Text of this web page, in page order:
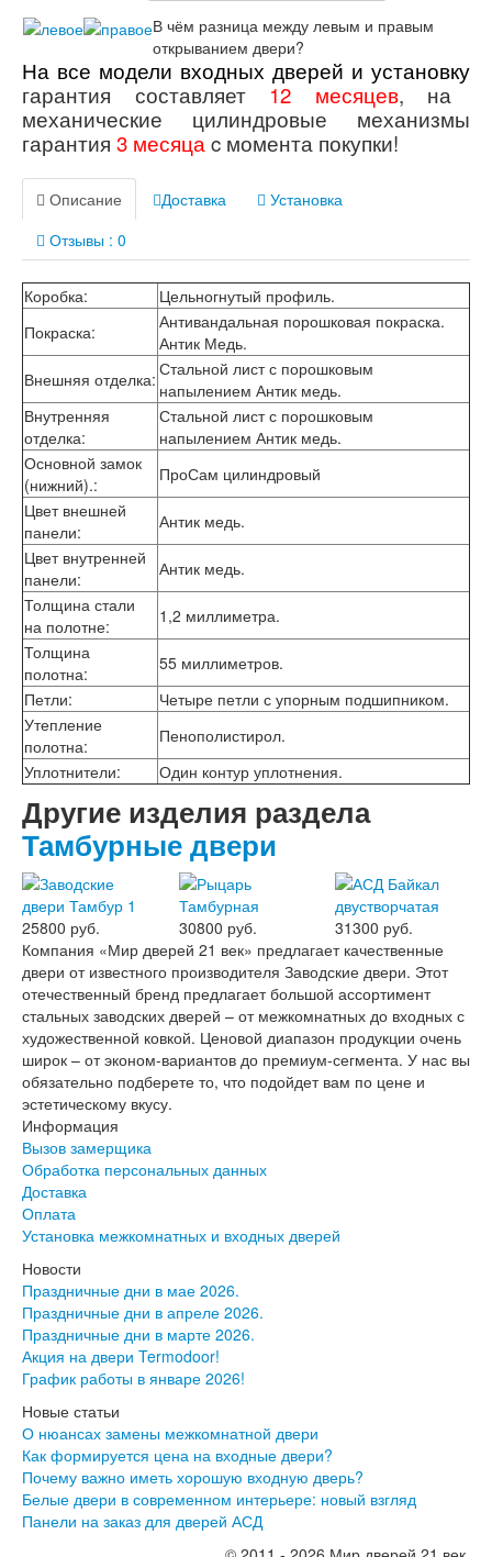
В чём разница между левым и правым
открыванием двери?
На все модели входных дверей и установку
гарантия составляет 12 месяцев, на
механические цилиндровые механизмы
гарантия 3 месяцаc момента покупки!
Описание Доставка
Установка
Отзывы : 0
Коробка:
Цельногнутый профиль.
Покраска:
Антивандальная порошковая покраска.
Антик Медь.
Внешняя отделка: Стальной лист с порошковым
напылением Антик медь.
Внутренняя
отделка:
Стальной лист с порошковым
напылением Антик медь.
Основной замок
(нижний).:
ПроСам цилиндровый
Цвет внешней
панели:
Антик медь.
Цвет внутренней
панели:
Антик медь.
Толщина стали
на полотне:
1,2 миллиметра.
Толщина
полотна:
55 миллиметров.
Петли:
Четыре петли с упорным подшипником.
Утепление
полотна:
Пенополистирол.
Уплотнители: Один контур уплотнения.
Другие изделия раздела
Тамбурные двери
25800 руб. 30800 руб.
31300 руб.
Компания «Мир дверей 21 век» предлагает качественные
двери от известного производителя Заводские двери. Этот
отечественный бренд предлагает большой ассортимент
стальных заводских дверей – от межкомнатных до входных с
художественной ковкой. Ценовой диапазон продукции очень
широк – от эконом-вариантов до премиум-сегмента. У нас вы
обязательно подберете то, что подойдет вам по цене и
эстетическому вкусу.
Информация
Вызов замерщика
Обработка персональных данных
Доставка
Оплата
Установка межкомнатных и входных дверей
Новости
Праздничные дни в мае 2026.
Праздничные дни в апреле 2026.
Праздничные дни в марте 2026.
Акция на двери Termodoor!
График работы в январе 2026!
Новые статьи
О нюансах замены межкомнатной двери
Как формируется цена на входные двери?
Почему важно иметь хорошую входную дверь?
Белые двери в современном интерьере: новый взгляд
Панели на заказ для дверей АСД